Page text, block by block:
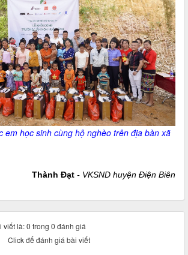
em học sinh cùng hộ nghèo trên địa bàn xã
Thành Đạt - VKSND huyện Điện Biên
viết là: 0 trong 0 đánh giá
Click để đánh giá bài viết